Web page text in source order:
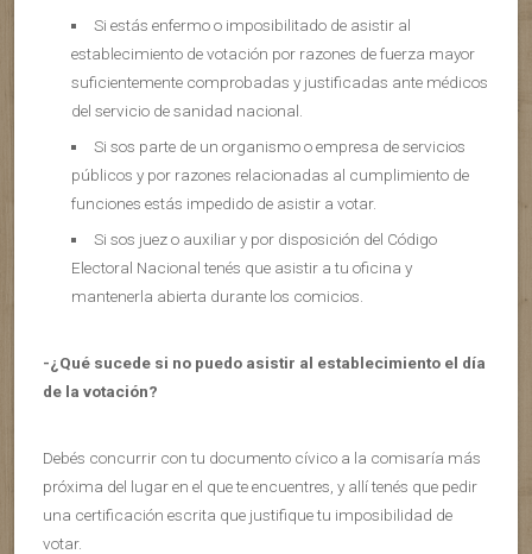
Si estás enfermo o imposibilitado de asistir al
establecimiento de votación por razones de fuerza mayor
suficientemente comprobadas y justificadas ante médicos
del servicio de sanidad nacional.
Si sos parte de un organismo o empresa de servicios
públicos y por razones relacionadas al cumplimiento de
funciones estás impedido de asistir a votar.
Si sos juez o auxiliar y por disposición del Código
Electoral Nacional tenés que asistir a tu oficina y
mantenerla abierta durante los comicios.
-¿Qué sucede si no puedo asistir al establecimiento el día
de la votación?
Debés concurrir con tu documento cívico a la comisaría más
próxima del lugar en el que te encuentres, y allí tenés que pedir
una certificación escrita que justifique tu imposibilidad de
votar.